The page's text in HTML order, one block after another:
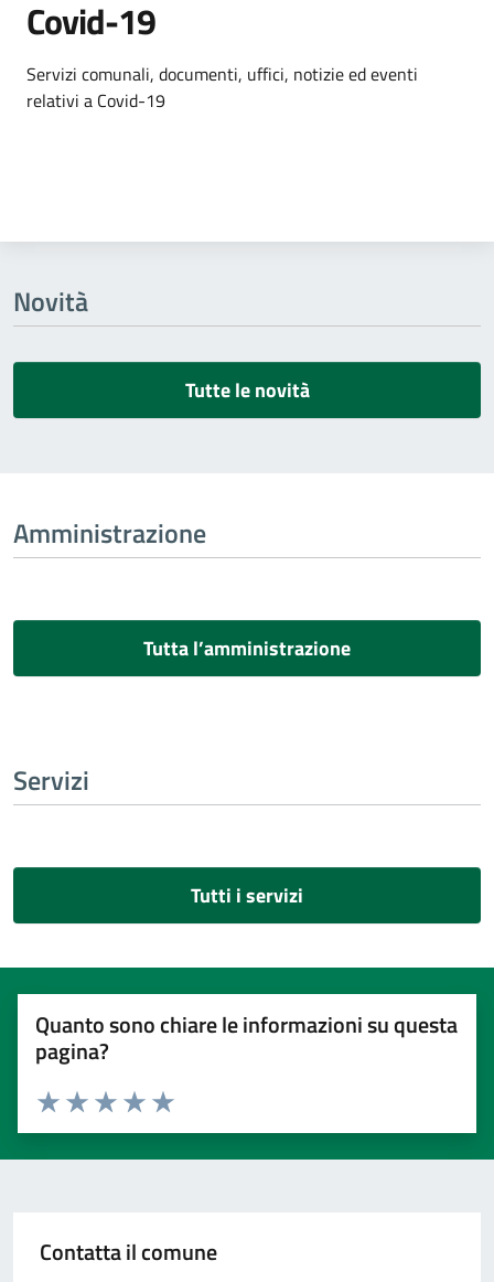
Covid-19
Dettagli dell'argomento
Servizi comunali, documenti, uffici, notizie ed eventi
relativi a Covid-19
Novità
Tutte le novità
Amministrazione
Tutta l’amministrazione
Servizi
Tutti i servizi
Quanto sono chiare le informazioni su questa
pagina?
Valuta 5 stelle su 5
Valuta 4 stelle su 5
Valuta 3 stelle su 5
Valuta 2 stelle su 5
Valuta 1 stelle su 5
Contatta il comune